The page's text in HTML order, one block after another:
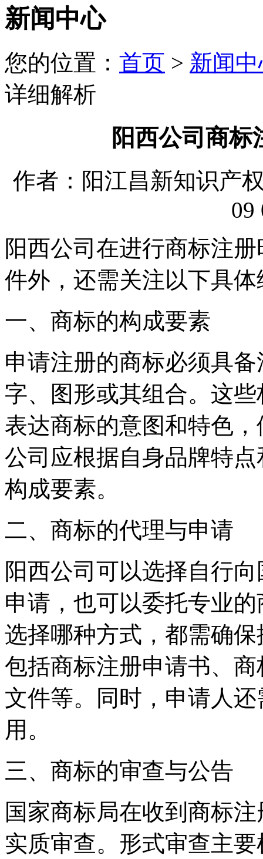
新闻中心
您的位置： 首页 > 新闻
详细解析
阳西公司商
作者：阳江昌新知识产
09
阳西公司在进行商标注
件外，还需关注以下具体
一、商标的构成要素
申请注册的商标必须具
字、图形或其组合。这
表达商标的意图和特色
公司应根据自身品牌特
构成要素。
二、商标的代理与申请
阳西公司可以选择自行
申请，也可以委托专业
选择哪种方式，都需确
包括商标注册申请书、
文件等。同时，申请人
用。
三、商标的审查与公告
国家商标局在收到商标
实质审查。形式审查主